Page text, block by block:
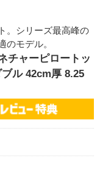
。シリーズ最高峰の
モデル。
チャーピロートッ
ル 42cm厚 8.25